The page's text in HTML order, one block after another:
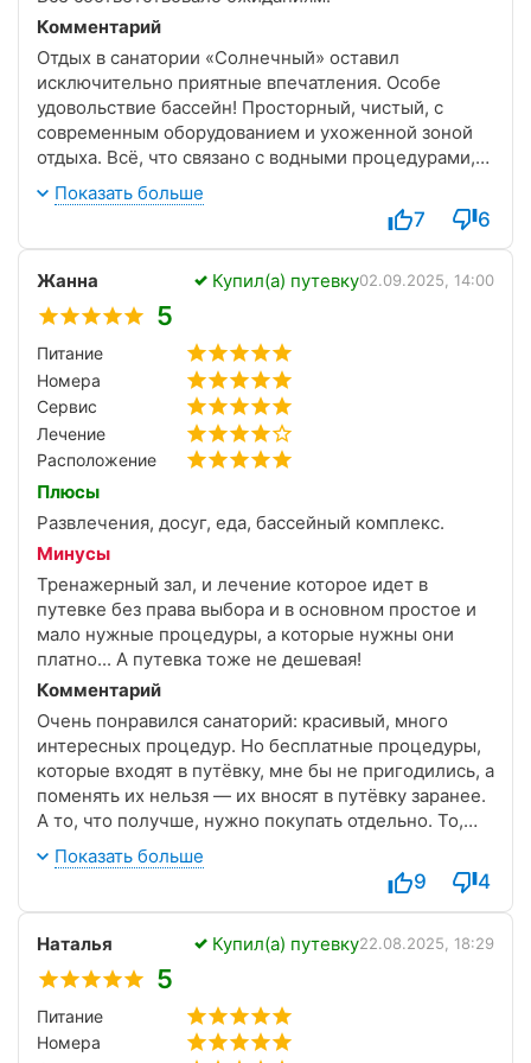
Комментарий
Отдых в санатории «Солнечный» оставил
исключительно приятные впечатления. Особе
удовольствие бассейн! Просторный, чистый, с
современным оборудованием и ухоженной зоной
отдыха. Всё, что связано с водными процедурами,
организовано на высоком уровне — температура
воды, чистота, безопасность.
Показать больше
7 6
Жанна Купил(а) путевку02.09.2025, 14:00
5
Питание
Номера
Сервис
Лечение
Расположение
Плюсы
Развлечения, досуг, еда, бассейный комплекс.
Минусы
Тренажерный зал, и лечение которое идет в
путевке без права выбора и в основном простое и
мало нужные процедуры, а которые нужны они
платно... А путевка тоже не дешевая!
Комментарий
Очень понравился санаторий: красивый, много
интересных процедур. Но бесплатные процедуры,
которые входят в путёвку, мне бы не пригодились, а
поменять их нельзя — их вносят в путёвку заранее.
А то, что получше, нужно покупать отдельно. То,
что как раз нужно мне, оказалось платным.
Из платных процедур мне очень понравился
бесконтактный гидромассаж.
Также много развлечений, каждый день — новая
программа. Теннис — бесплатно, бильярд — за
небольшую плату. Ооочень понравился бассейн в
помещении: там есть хамам, сауна, аромасауна,
Показать больше
9 4
Наталья Купил(а) путевку22.08.2025, 18:29
5
Питание
Номера